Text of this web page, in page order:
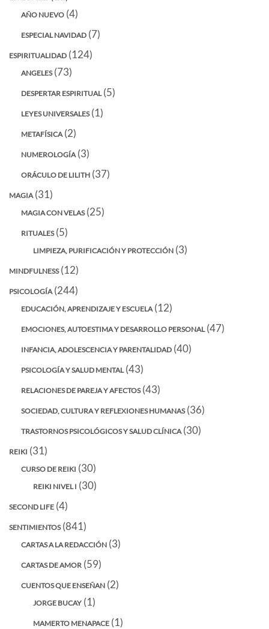
AÑO NUEVO (4)
ESPECIAL NAVIDAD (7)
ESPIRITUALIDAD (124)
ANGELES(73)
DESPERTAR ESPIRITUAL(5)
LEYES UNIVERSALES(1)
METAFÍSICA (2)
NUMEROLOGÍA (3)
ORÁCULO DE LILITH (37)
MAGIA (31)
MAGIA CON VELAS(25)
RITUALES(5)
LIMPIEZA, PURIFICACIÓN Y PROTECCIÓN (3)
MINDFULNESS(12)
PSICOLOGÍA (244)
EDUCACIÓN, APRENDIZAJE Y ESCUELA (12)
EMOCIONES, AUTOESTIMA Y DESARROLLO PERSONAL(47)
INFANCIA, ADOLESCENCIA Y PARENTALIDAD (40)
PSICOLOGÍA Y SALUD MENTAL(43)
RELACIONES DE PAREJA Y AFECTOS(43)
SOCIEDAD, CULTURA Y REFLEXIONES HUMANAS(36)
TRASTORNOS PSICOLÓGICOS Y SALUD CLÍNICA (30)
REIKI (31)
CURSO DE REIKI (30)
REIKI NIVEL I (30)
SECOND LIFE (4)
SENTIMIENTOS(841)
CARTAS A LA REDACCIÓN (3)
CARTAS DE AMOR (59)
CUENTOS QUE ENSEÑAN (2)
JORGE BUCAY (1)
MAMERTO MENAPACE (1)